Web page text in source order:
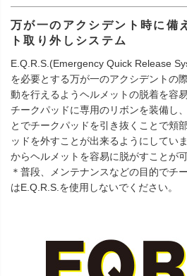
万が一のアクシデント時に備
ト取り外しシステム
E.Q.R.S.(Emergency Quick Release
を必要とする万が一のアクシデントの
動を行えるようヘルメットの脱着を容
チークパッドに専用のリボンを装備し
とでチークパッドを引き抜くことで頬
ッドを外すことが出来るようにしてい
からヘルメットを容易に脱がすことが可
＊普段、メンテナンスなどの目的でチ
はE.Q.R.S.を使用しないでください。